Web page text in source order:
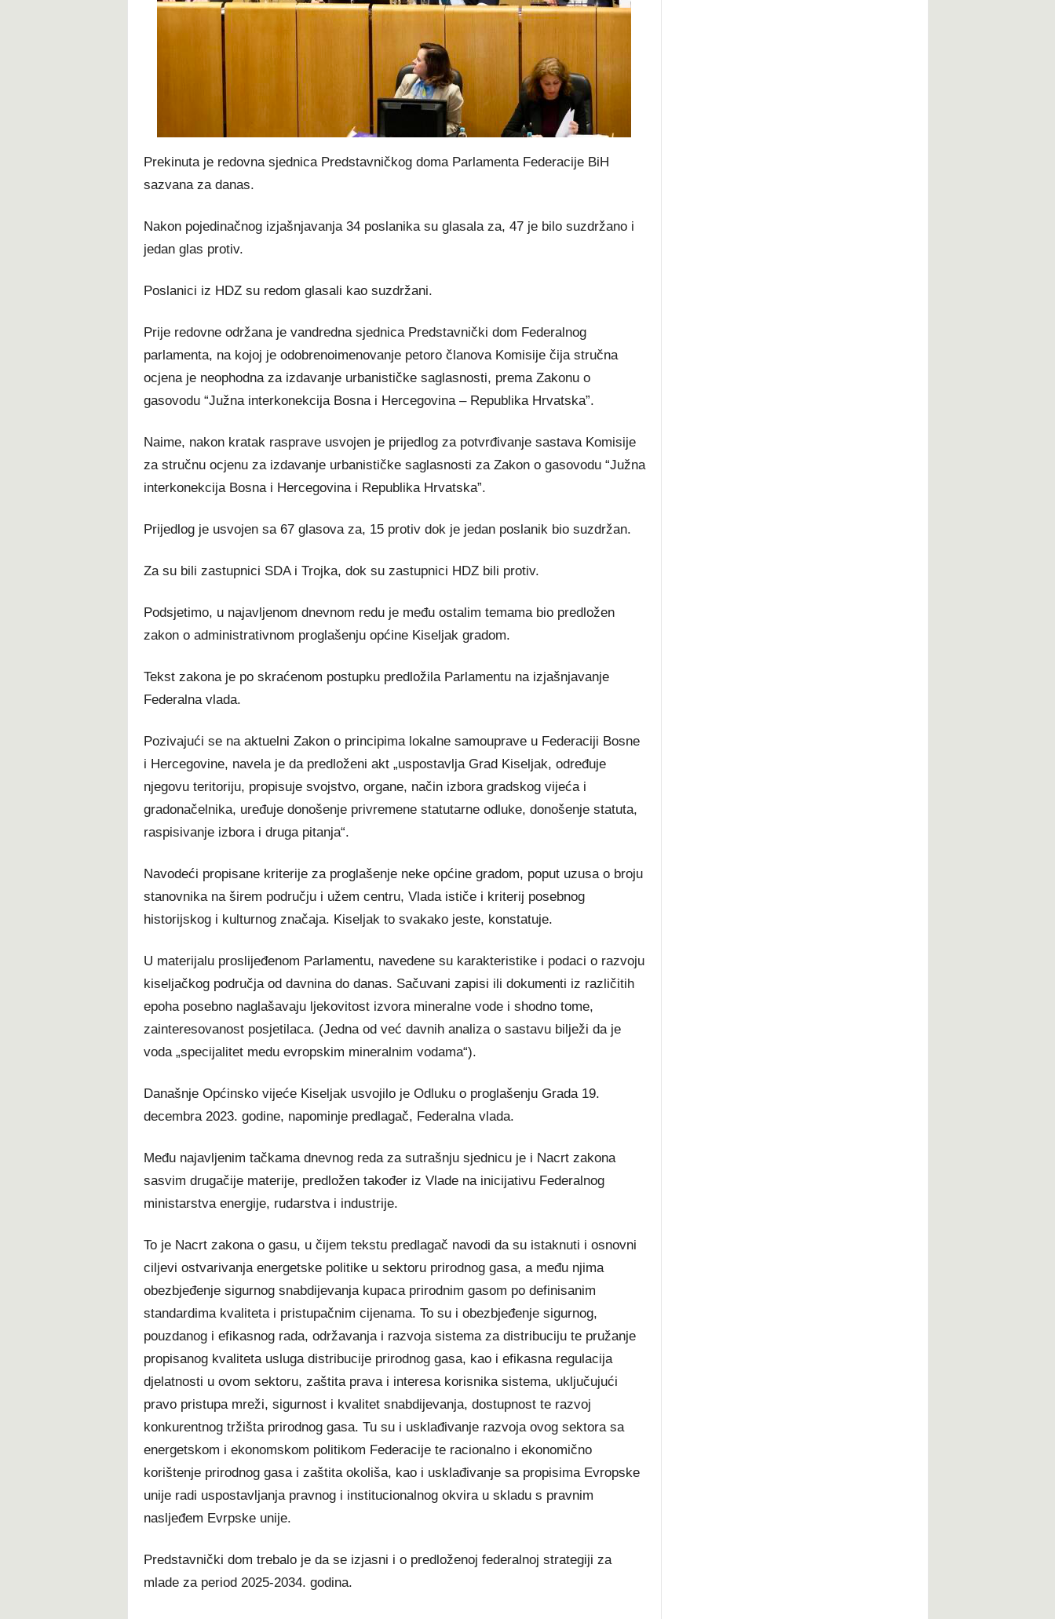
t
Prekinuta je redovna sjednica Predstavničkog doma Parlamenta Federacije BiH
sazvana za danas.
Nakon pojedinačnog izjašnjavanja 34 poslanika su glasala za, 47 je bilo suzdržano i
jedan glas protiv.
Poslanici iz HDZ su redom glasali kao suzdržani.
Prije redovne održana je vandredna sjednica Predstavnički dom Federalnog
parlamenta, na kojoj je odobrenoimenovanje petoro članova Komisije čija stručna
ocjena je neophodna za izdavanje urbanističke saglasnosti, prema Zakonu o
gasovodu “Južna interkonekcija Bosna i Hercegovina – Republika Hrvatska”.
Naime, nakon kratak rasprave usvojen je prijedlog za potvrđivanje sastava Komisije
za stručnu ocjenu za izdavanje urbanističke saglasnosti za Zakon o gasovodu “Južna
interkonekcija Bosna i Hercegovina i Republika Hrvatska”.
Prijedlog je usvojen sa 67 glasova za, 15 protiv dok je jedan poslanik bio suzdržan.
Za su bili zastupnici SDA i Trojka, dok su zastupnici HDZ bili protiv.
Podsjetimo, u najavljenom dnevnom redu je među ostalim temama bio predložen
zakon o administrativnom proglašenju općine Kiseljak gradom.
Tekst zakona je po skraćenom postupku predložila Parlamentu na izjašnjavanje
Federalna vlada.
Pozivajući se na aktuelni Zakon o principima lokalne samouprave u Federaciji Bosne
i Hercegovine, navela je da predloženi akt „uspostavlja Grad Kiseljak, određuje
njegovu teritoriju, propisuje svojstvo, organe, način izbora gradskog vijeća i
gradonačelnika, uređuje donošenje privremene statutarne odluke, donošenje statuta,
raspisivanje izbora i druga pitanja“.
Navodeći propisane kriterije za proglašenje neke općine gradom, poput uzusa o broju
stanovnika na širem području i užem centru, Vlada ističe i kriterij posebnog
historijskog i kulturnog značaja. Kiseljak to svakako jeste, konstatuje.
U materijalu proslijeđenom Parlamentu, navedene su karakteristike i podaci o razvoju
kiseljačkog područja od davnina do danas. Sačuvani zapisi ili dokumenti iz različitih
epoha posebno naglašavaju ljekovitost izvora mineralne vode i shodno tome,
zainteresovanost posjetilaca. (Jedna od već davnih analiza o sastavu bilježi da je
voda „specijalitet medu evropskim mineralnim vodama“).
Današnje Općinsko vijeće Kiseljak usvojilo je Odluku o proglašenju Grada 19.
decembra 2023. godine, napominje predlagač, Federalna vlada.
Među najavljenim tačkama dnevnog reda za sutrašnju sjednicu je i Nacrt zakona
sasvim drugačije materije, predložen također iz Vlade na inicijativu Federalnog
ministarstva energije, rudarstva i industrije.
To je Nacrt zakona o gasu, u čijem tekstu predlagač navodi da su istaknuti i osnovni
ciljevi ostvarivanja energetske politike u sektoru prirodnog gasa, a među njima
obezbjeđenje sigurnog snabdijevanja kupaca prirodnim gasom po definisanim
standardima kvaliteta i pristupačnim cijenama. To su i obezbjeđenje sigurnog,
pouzdanog i efikasnog rada, održavanja i razvoja sistema za distribuciju te pružanje
propisanog kvaliteta usluga distribucije prirodnog gasa, kao i efikasna regulacija
djelatnosti u ovom sektoru, zaštita prava i interesa korisnika sistema, uključujući
pravo pristupa mreži, sigurnost i kvalitet snabdijevanja, dostupnost te razvoj
konkurentnog tržišta prirodnog gasa. Tu su i usklađivanje razvoja ovog sektora sa
energetskom i ekonomskom politikom Federacije te racionalno i ekonomično
korištenje prirodnog gasa i zaštita okoliša, kao i usklađivanje sa propisima Evropske
unije radi uspostavljanja pravnog i institucionalnog okvira u skladu s pravnim
nasljeđem Evrpske unije.
Predstavnički dom trebalo je da se izjasni i o predloženoj federalnoj strategiji za
mlade za period 2025-2034. godina.